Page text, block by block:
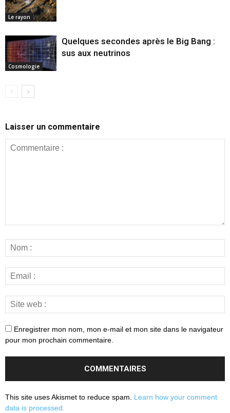
Le rayon
Cosmologie
Quelques secondes après le Big Bang :
sus aux neutrinos
Laisser un commentaire
Enregistrer mon nom, mon e-mail et mon site dans le navigateur
pour mon prochain commentaire.
This site uses Akismet to reduce spam. Learn how your comment
data is processed.